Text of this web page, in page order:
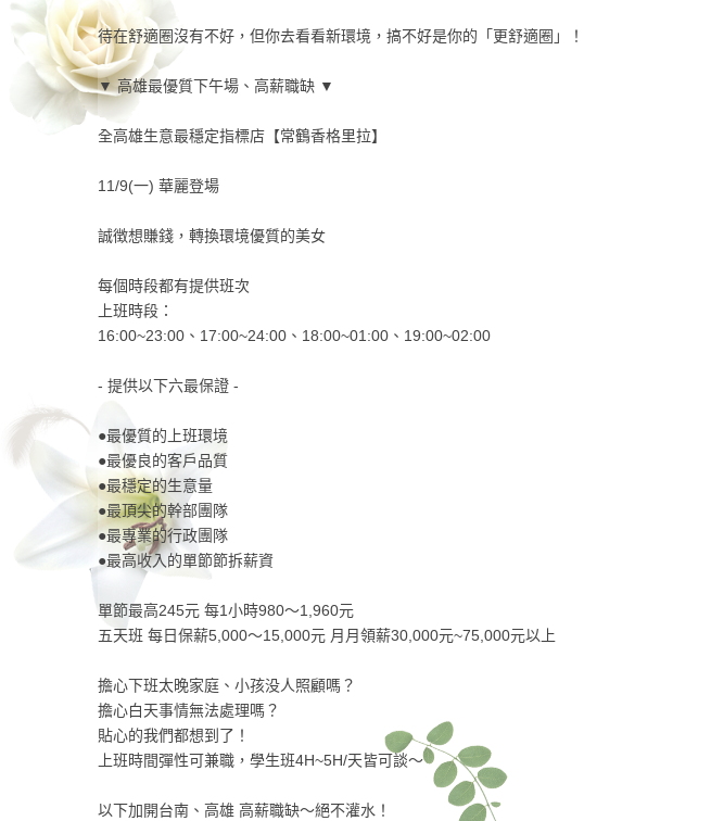
待在舒適圈沒有不好，但你去看看新環境，搞不好是你的「更舒適圈」！
▼ 高雄最優質下午場、高薪職缺 ▼
全高雄生意最穩定指標店【常鶴香格里拉】
11/9(一) 華麗登場
誠徴想賺錢，轉換環境優質的美女
每個時段都有提供班次
上班時段：
16:00~23:00、17:00~24:00、18:00~01:00、19:00~02:00
- 提供以下六最保證 -
●最優質的上班環境
●最優良的客戶品質
●最穩定的生意量
●最頂尖的幹部團隊
●最專業的行政團隊
●最高收入的單節節拆薪資
單節最高245元 每1小時980〜1,960元
五天班 每日保薪5,000〜15,000元 月月領薪30,000元~75,000元以上
擔心下班太晚家庭、小孩没人照顧嗎？
擔心白天事情無法處理嗎？
貼心的我們都想到了！
上班時間彈性可兼職，學生班4H~5H/天皆可談～
以下加開台南、高雄 高薪職缺～絕不灌水！